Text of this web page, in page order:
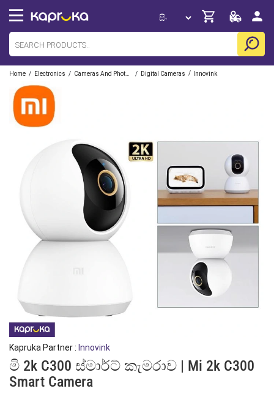
Home / Electronics / / Digital Cameras / Innovink
Kapruka Partner : Innovink
මි 2k C300 ස්මාර්ට් කැමරාව | Mi 2k C300
Smart Camera